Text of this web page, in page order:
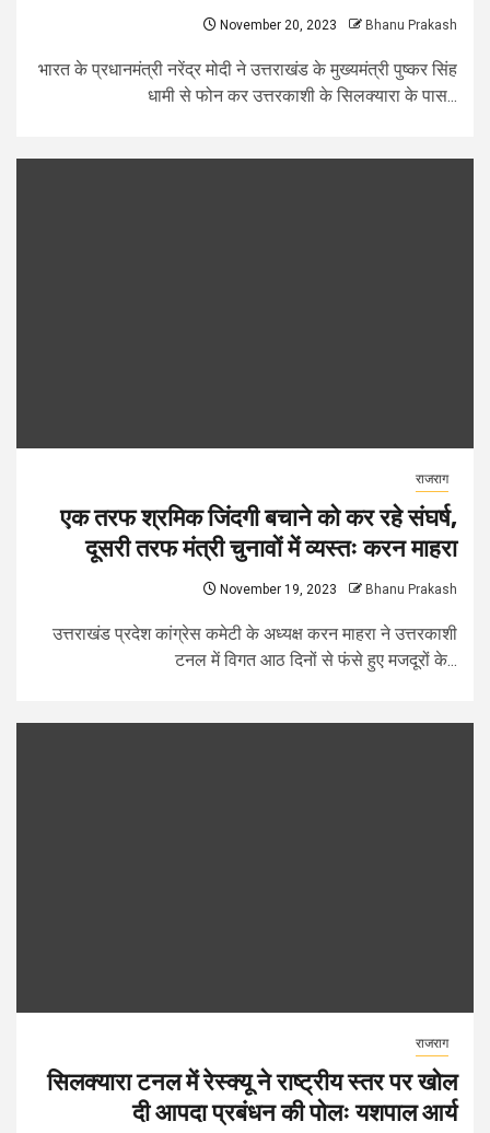
November 20, 2023 Bhanu Prakash
भारत के प्रधानमंत्री नरेंद्र मोदी ने उत्तराखंड के मुख्यमंत्री पुष्कर सिंह
धामी से फोन कर उत्तरकाशी के सिलक्यारा के पास...
राजराग
एक तरफ श्रमिक जिंदगी बचाने को कर रहे संघर्ष,
दूसरी तरफ मंत्री चुनावों में व्यस्तः करन माहरा
November 19, 2023 Bhanu Prakash
उत्तराखंड प्रदेश कांग्रेस कमेटी के अध्यक्ष करन माहरा ने उत्तरकाशी
टनल में विगत आठ दिनों से फंसे हुए मजदूरों के...
राजराग
सिलक्यारा टनल में रेस्क्यू ने राष्ट्रीय स्तर पर खोल
दी आपदा प्रबंधन की पोलः यशपाल आर्य